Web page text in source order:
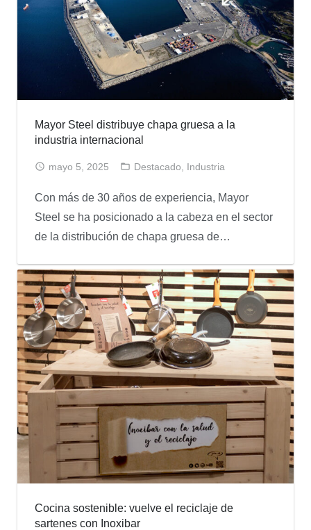
Mayor Steel distribuye chapa gruesa a la
industria internacional
mayo 5, 2025 Destacado Industria
Con más de 30 años de experiencia, Mayor
Steel se ha posicionado a la cabeza en el sector
de la distribución de chapa gruesa de…
Cocina sostenible: vuelve el reciclaje de
sartenes con Inoxibar